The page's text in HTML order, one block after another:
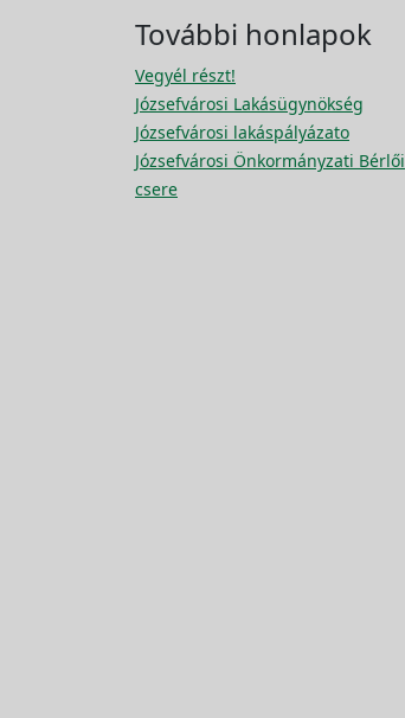
További honlapok
Vegyél részt!
Józsefvárosi Lakásügynökség
Józsefvárosi lakáspályázato
Józsefvárosi Önkormányzati Bérlői
csere